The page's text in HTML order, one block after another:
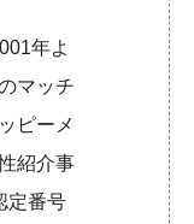
年よ
マッチ
ピーメ
紹介事
定番号